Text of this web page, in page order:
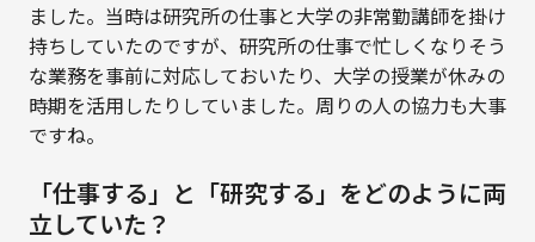
ました。当時は研究所の仕事と大学の非常勤講師を掛け
持ちしていたのですが、研究所の仕事で忙しくなりそう
な業務を事前に対応しておいたり、大学の授業が休みの
時期を活用したりしていました。周りの人の協力も大事
ですね。
「仕事する」と「研究する」をどのように両
立していた？